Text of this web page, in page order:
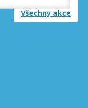
hned 2.1.
Všechny akce